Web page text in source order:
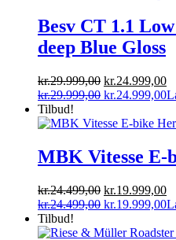
kr.23.999,00.
Besv CT 1.1
deep Blue Gloss
kr.29.999,00 Den
oprindelige
var:
kr.24.999,00
kr.29.999,00 Den
pris
kr.29.999,00.
kr.24.999,00
Tilbud!
MBK Vitesse E-
kr.24.499,00 Den
oprindelige
var:
kr.19.999,00
kr.24.499,00 Den
pris
kr.19.999,00
Tilbud!